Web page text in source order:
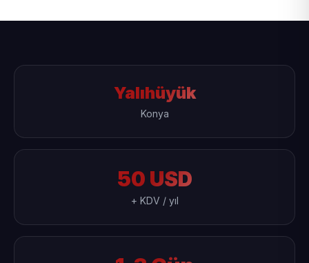
Yalıhüyük
Konya
50 USD
+ KDV / yıl